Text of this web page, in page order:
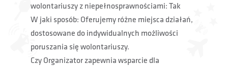
wolontariuszy z niepełnosprawnościami: Tak
W jaki sposób: Oferujemy różne miejsca działań,
dostosowane do indywidualnych możliwości
poruszania się wolontariuszy.
Czy Organizator zapewnia wsparcie dla